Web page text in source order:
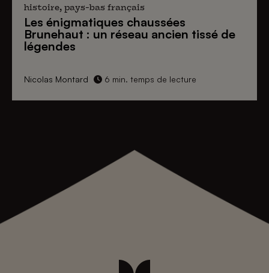
histoire, pays-bas français
Les énigmatiques chaussées
Brunehaut : un réseau ancien tissé de
légendes
Nicolas Montard 6 min. temps de lecture